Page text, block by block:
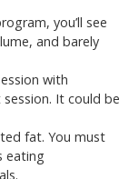
you’ll see
and barely
with
It could be
fat. You must
eating